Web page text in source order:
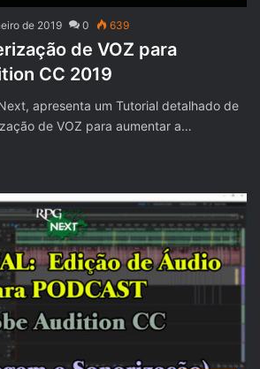
de 2019 0 639
de VOZ para
CC 2019
apresenta um Tutorial detalhado de
de VOZ para aumentar a…